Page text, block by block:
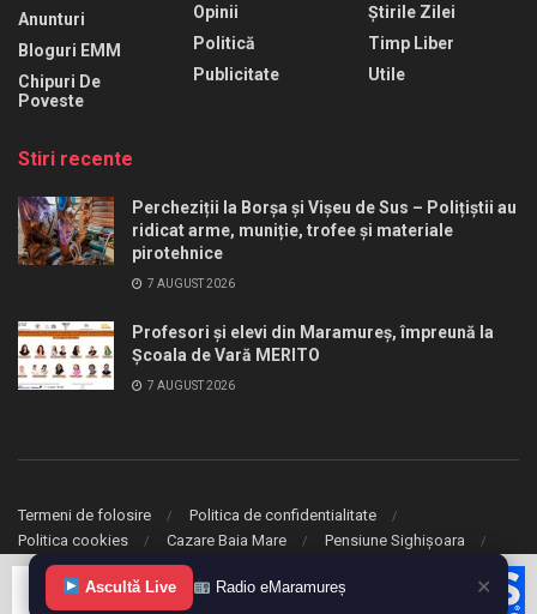
Anunturi
Bloguri EMM
Chipuri De
Poveste
Opinii
Politică
Publicitate
Știrile Zilei
Timp Liber
Utile
Stiri recente
Percheziții la Borșa și Vișeu de Sus – Polițiștii au
ridicat arme, muniție, trofee și materiale
pirotehnice
7 AUGUST 2026
Profesori și elevi din Maramureș, împreună la
Școala de Vară MERITO
7 AUGUST 2026
Termeni de folosire
Politica de confidentialitate
Politica cookies
Cazare Baia Mare Pensiune Sighișoara
© 2020 eMaramures. Toate drepturile rezervate.
Ascultă Live Radio eMaramureș ✕